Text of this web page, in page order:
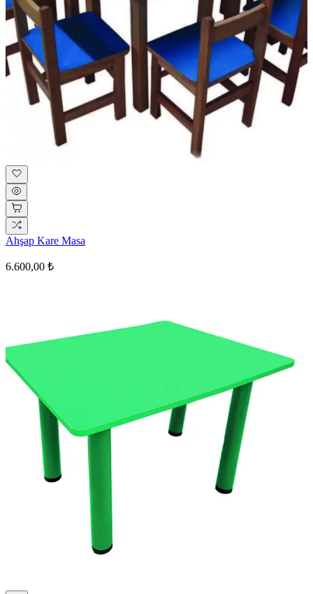
Ahşap Kare Masa
6.600,00 ₺